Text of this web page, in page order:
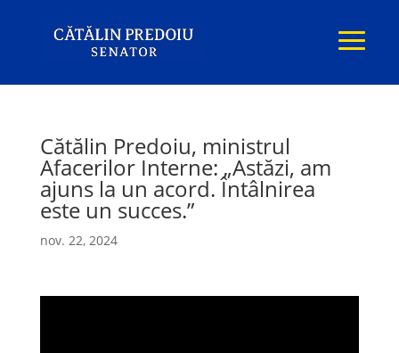
Cătălin Predoiu, ministrul
Afacerilor Interne: „Astăzi, am
ajuns la un acord. Întâlnirea
este un succes.”
nov. 22, 2024